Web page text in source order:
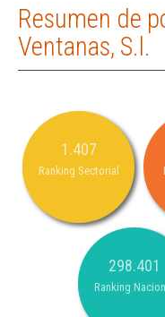
Resumen de
Ventanas, S.l.
1.407
Ranking Sectorial
298.401
Ranking